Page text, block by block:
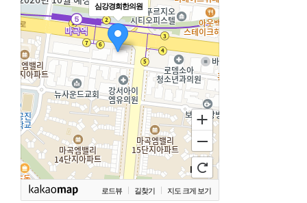
심강경희한의원
로드뷰 길찾기 지도 크게 보기